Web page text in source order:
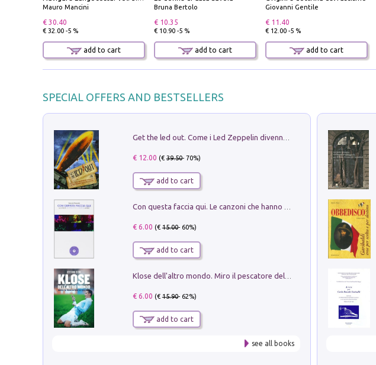
Mauro Mancini
€ 30.40
€ 32.00 -5 %
add to cart
Bruna Bertolo
€ 10.35
€ 10.90 -5 %
add to cart
Giovanni Gentile
€ 11.40
€ 12.00 -5 %
add to cart
SPECIAL OFFERS AND BESTSELLERS
€ 12.00 (€39.50- 70%)
add to cart
€ 6.00 (€15.00- 60%)
add to cart
Klose dell'altro mondo. Miro il pescatore del goal
€ 6.00 (€15.90- 62%)
add to cart
see all books